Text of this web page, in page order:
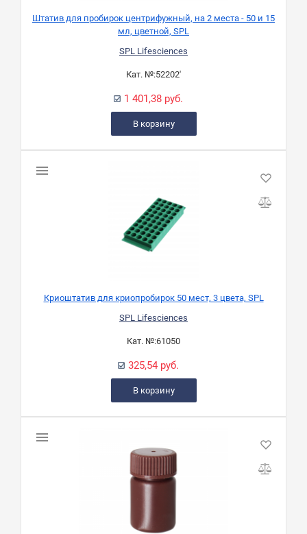
Штатив для пробирок центрифужный, на 2 места - 50 и 15
мл, цветной, SPL
SPL Lifesciences
Кат. №:52202'
1 401,38 руб.
В корзину
Криоштатив для криопробирок 50 мест, 3 цвета, SPL
SPL Lifesciences
Кат. №:61050
325,54 руб.
В корзину